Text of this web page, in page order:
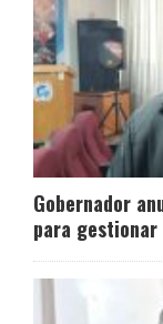
Gobernador
para